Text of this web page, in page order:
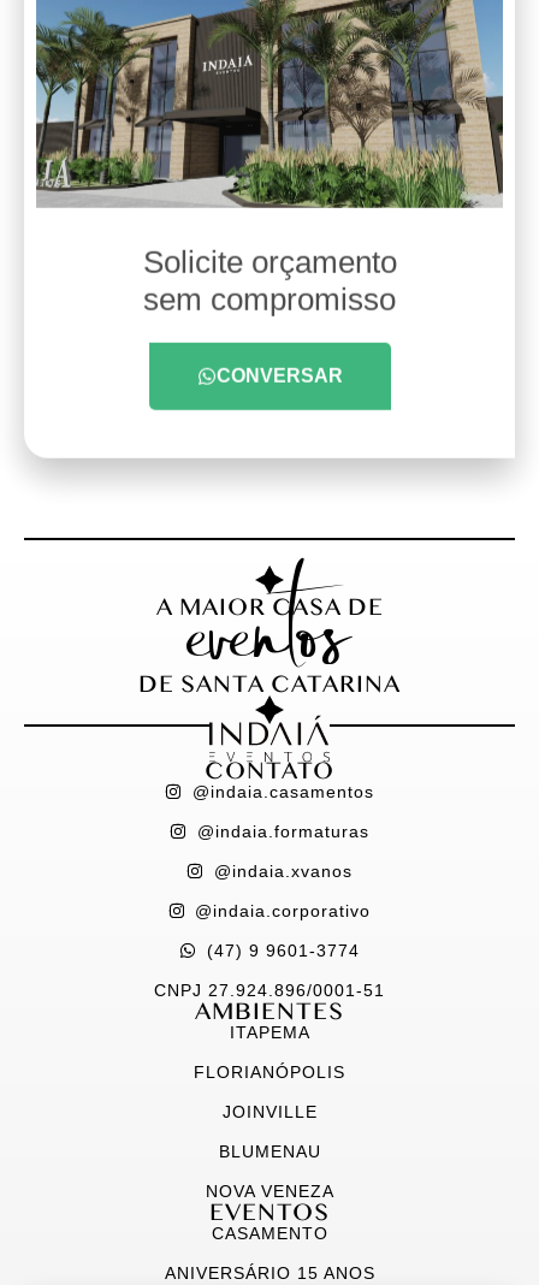
Solicite orçamento
sem compromisso
A MAIOR CASA DE
eventos
DE SANTA CATARINA
CONTATO
@indaia.casamentos
@indaia.formaturas
@indaia.xvanos
@indaia.corporativo
(47) 9 9601-3774
CNPJ 27.924.896/0001-51
AMBIENTES
ITAPEMA
FLORIANÓPOLIS
JOINVILLE
BLUMENAU
NOVA VENEZA
EVENTOS
CASAMENTO
ANIVERSÁRIO 15 ANOS